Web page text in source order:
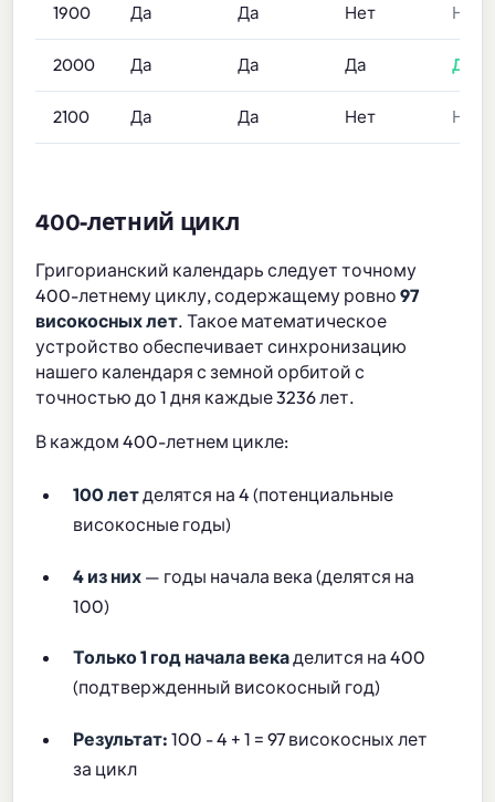
1900 Да Да Нет Нет
2000 Да Да Да Да
2100 Да Да Нет Нет
400-летний цикл
Григорианский календарь следует точному
400-летнему циклу, содержащему ровно97
високосных лет. Такое математическое
устройство обеспечивает синхронизацию
нашего календаря с земной орбитой с
точностью до 1 дня каждые 3236 лет.
В каждом 400-летнем цикле:
100 летделятся на 4 (потенциальные
високосные годы)
4 из них — годы начала века (делятся на
100)
Только 1 год начала векаделится на 400
(подтвержденный високосный год)
Результат: 100 - 4 + 1 = 97 високосных лет
за цикл